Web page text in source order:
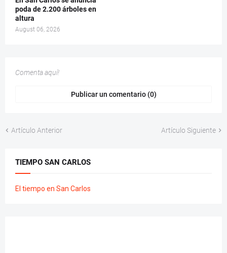
poda de 2.200 árboles en
altura
August 06, 2026
Comenta aquí!
Publicar un comentario (0)
Artículo Anterior Artículo Siguiente
TIEMPO SAN CARLOS
El tiempo en San Carlos